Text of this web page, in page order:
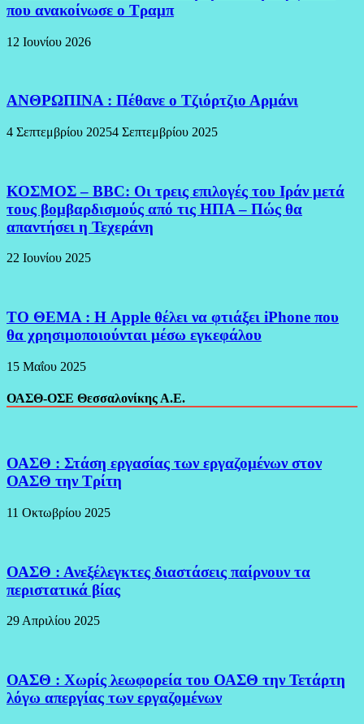
που ανακοίνωσε ο Τραμπ
12 Ιουνίου 2026
ΑΝΘΡΩΠΙΝΑ : Πέθανε ο Τζιόρτζιο Αρμάνι
4 Σεπτεμβρίου 20254 Σεπτεμβρίου 2025
ΚΟΣΜΟΣ – BBC: Οι τρεις επιλογές του Ιράν μετά
τους βομβαρδισμούς από τις ΗΠΑ – Πώς θα
απαντήσει η Τεχεράνη
22 Ιουνίου 2025
ΤΟ ΘΕΜΑ : Η Apple θέλει να φτιάξει iPhone που
θα χρησιμοποιούνται μέσω εγκεφάλου
15 Μαΐου 2025
ΟΑΣΘ-ΟΣΕ Θεσσαλονίκης Α.Ε.
ΟΑΣΘ : Στάση εργασίας των εργαζομένων στον
ΟΑΣΘ την Τρίτη
11 Οκτωβρίου 2025
ΟΑΣΘ : Ανεξέλεγκτες διαστάσεις παίρνουν τα
περιστατικά βίας
29 Απριλίου 2025
ΟΑΣΘ : Χωρίς λεωφορεία του ΟΑΣΘ την Τετάρτη
λόγω απεργίας των εργαζομένων